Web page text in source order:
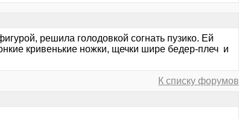
решила голодовкой согнать пузико. Ей
кривенькие ножки, щечки шире бедер-плеч и
К списку форумов